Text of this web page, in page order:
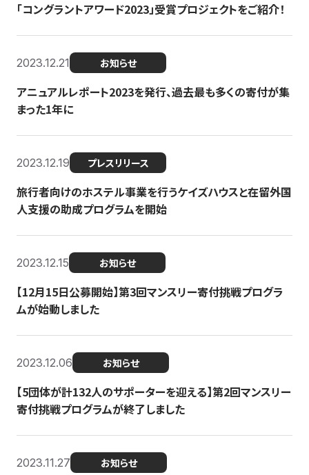
「コングラントアワード2023」受賞プロジェクトをご紹介！
2023.12.21 お知らせ
アニュアルレポート2023を発行、過去最も多くの寄付が集
まった1年に
2023.12.19 プレスリリース
旅行者向けのホステル事業を行うケイズハウスと在留外国
人支援の助成プログラムを開始
2023.12.15 お知らせ
【12月15日公募開始】第3回マンスリー寄付挑戦プログラ
ムが始動しました
2023.12.06 お知らせ
【5団体が計132人のサポーターを迎える】第2回マンスリー
寄付挑戦プログラムが終了しました
2023.11.27 お知らせ